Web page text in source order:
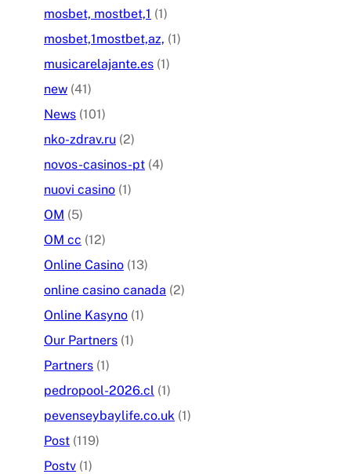
mosbet, mostbet,1 (1)
mosbet,1mostbet,az, (1)
musicarelajante.es (1)
new (41)
News (101)
nko-zdrav.ru (2)
novos-casinos-pt (4)
nuovi casino (1)
OM (5)
OM cc (12)
Online Casino (13)
online casino canada (2)
Online Kasyno (1)
Our Partners (1)
Partners (1)
pedropool-2026.cl (1)
pevenseybaylife.co.uk (1)
Post (119)
Postv (1)